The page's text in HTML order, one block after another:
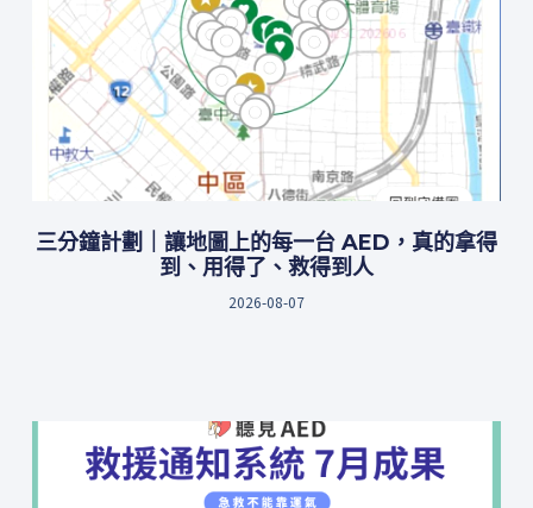
三分鐘計劃｜讓地圖上的每一台 AED，真的拿得
到、用得了、救得到人
2026-08-07